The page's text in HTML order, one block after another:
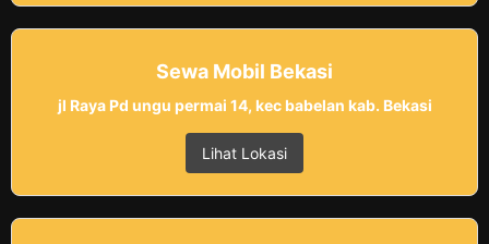
Sewa Mobil Bekasi
jl Raya Pd ungu permai 14, kec babelan kab. Bekasi
Lihat Lokasi